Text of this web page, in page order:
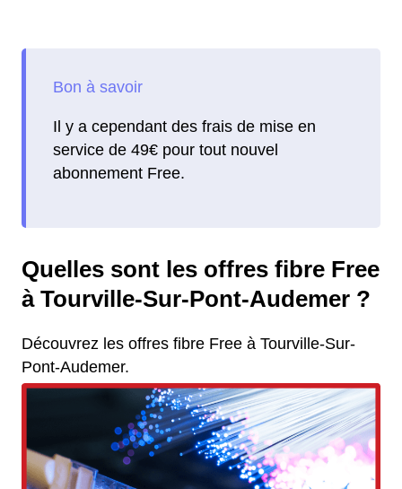
Il y a cependant des frais de mise en
service de 49€ pour tout nouvel
abonnement Free.
Quelles sont les offres fibre Free
à Tourville-Sur-Pont-Audemer ?
Découvrez les offres fibre Free à Tourville-Sur-
Pont-Audemer.